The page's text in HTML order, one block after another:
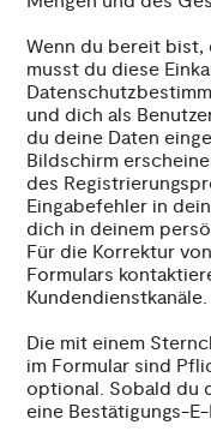
Wenn du bereit bist,
musst du diese
und dich als
du deine Daten
Bildschirm
des
Eingabefehler in
dich in deinem
Für die Korrektur
Formulars
Kundendienstkanäle.
Die mit einem
im Formular sind
optional. Sobald du
eine Bestätigungs-